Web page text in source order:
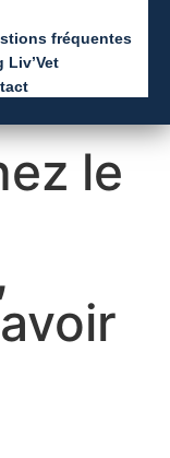
fréquentes
Liv’Vet
le